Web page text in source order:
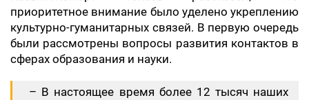
приоритетное внимание было уделено укреплению
культурно-гуманитарных связей. В первую очередь
были рассмотрены вопросы развития контактов в
сферах образования и науки.
– В настоящее время более 12 тысяч наших